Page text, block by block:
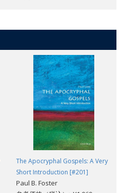
The Apocryphal Gospels: A Very
Short Introduction [#201]
Paul B. Foster